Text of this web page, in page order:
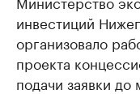
инвестиций
организовало
проекта
подачи заявки до